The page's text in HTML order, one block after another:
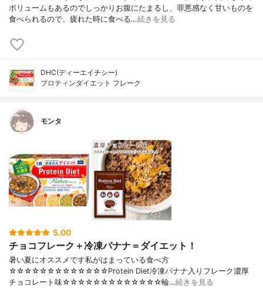
ボリュームもあるのでしっかりお腹にたまるし、罪悪感なく甘いものを
食べられるので、疲れた時に食べる…続きを見る
DHC(ディーエイチシー)
プロティンダイエット フレーク
モンタ
5.00
チョコフレーク＋冷凍バナナ＝ダイエット！
暑い夏にオススメです私がはまっている食べ方
☆☆☆☆☆☆☆☆☆☆☆☆☆Protein Diet冷凍バナナ入りフレーク濃厚
チョコレート味☆☆☆☆☆☆☆☆☆☆☆☆☆輪…続きを見る